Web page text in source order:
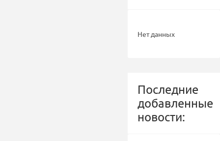
Нет данных
Последние
добавленные
новости: